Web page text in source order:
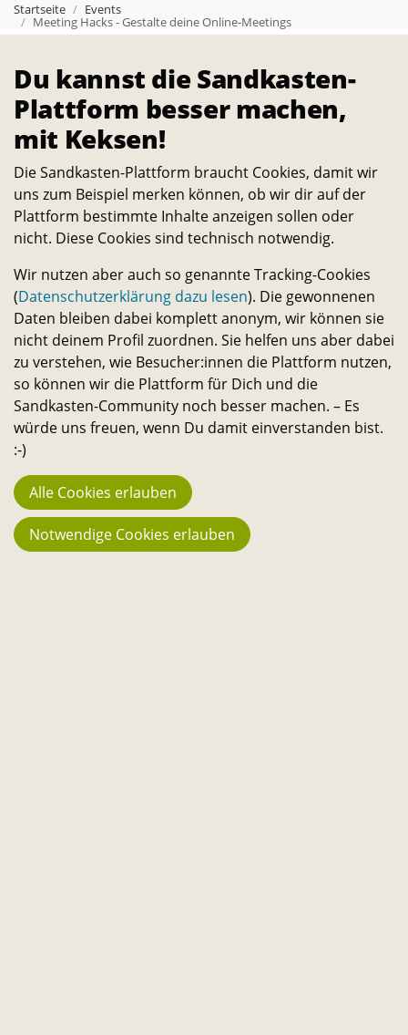
M
e
e
n
g
s
Startseite Events
Meeting Hacks - Gestalte deine Online-Meetings
Über
Die Sandkasten-Plattform ist für alle, die ein Interesse
daran haben, das Leben auf dem Campus und in der
Stadt noch lebenswerter und nachhaltiger zu machen.
Alle Studierenden, Mitarbeitenden und
Wissenschaftler:innen können Ideen dazu einreichen
und selbst verwirklichen. – Ein Angebot des
Bleib in Kontakt
E-
Mail-
Link
Telefon-
Link
Instagram-
Link
Threads-
Link
Messenger-
Apps-
Link
YouTube-
Link
Facebook-
Link
Statistik
944
Macher:innen
23.742
Fans
194
Du kannst die Sandkasten-
Plattform besser machen,
mit Keksen!
Die Sandkasten-Plattform braucht Cookies, damit wir
uns zum Beispiel merken können, ob wir dir auf der
Plattform bestimmte Inhalte anzeigen sollen oder
nicht. Diese Cookies sind technisch notwendig.
Wir nutzen aber auch so genannte Tracking-Cookies
(Datenschutzerklärung dazu lesen). Die gewonnenen
Daten bleiben dabei komplett anonym, wir können sie
nicht deinem Profil zuordnen. Sie helfen uns aber dabei
zu verstehen, wie Besucher:innen die Plattform nutzen,
so können wir die Plattform für Dich und die
Sandkasten-Community noch besser machen. – Es
würde uns freuen, wenn Du damit einverstanden bist.
:-)
Alle Cookies erlauben
Notwendige Cookies erlauben